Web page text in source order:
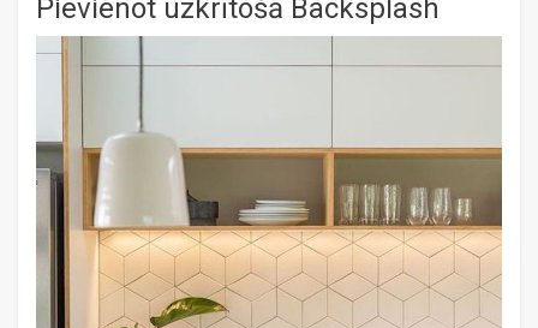
Pievienot uzkrītošā Backsplash